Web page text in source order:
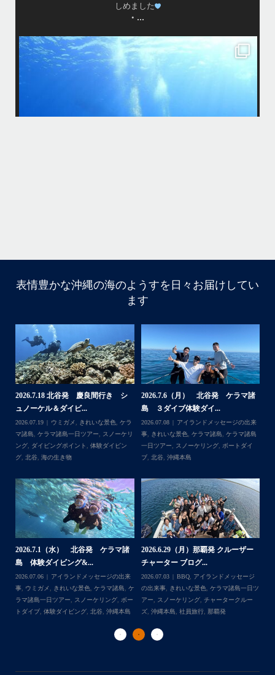
しめました
• ...
island.message
はいさ〜い
今回は家族でご参加頂きました
海になかなか入ってくれなくて苦戦
でも途中からガンガン入ってくれ良かった
大人は全員ダイビング！！！
カメも全員会えてよかった
今回の船はほかの船が行かないところなのでカメが人馴れしてなくてス
グに逃げられる
はいさ〜い
今回は家族でご参加頂きました
でも途中からガンガン入ってくれ良かった
カメも全員会えてよかった
今回の船はほかの船が行かないところなのでカメが人馴れ
してなくてスグに逃げられる
ホワイトチップも近くまで寄ってきて怖かった
家族の集合写真はいいね
次回は夏！お待ちしてます
...
Follow on Instagram
表情豊かな沖縄の海のようすを日々お届けしてい
ます
2026.6.22（月） 北谷発 ケラマ諸
島 体験ダイビング...
2026.06.30
アイランドメッセージの出来
事,ウミガメ,きれいな景色,ケラマ諸島, ケ
ラマ諸島一日ツアー, スノーケリング,ナガ
ンヌ島,ボートダイブ
2026.6.18 北谷発 慶良間行き 体
験ダイビングブログ
2026.06.18 きれいな景色 ,ケラマ諸島,ケ
ラマ諸島一日ツアー,スノーケリング,ダイ
ビングポイント, 体験ダイビング, 北谷
2026.6.17（水）北谷発 クルーザー
チャーター ブログ...
2026.06.17 BBQ,アイランドメッセージ
の出来事,きれいな景色 ,チャータークルー
ズ ,ナガンヌ島,北谷,社員旅行
2026.6.12（金） 北谷発 ケラマ諸
島 シュノーケリン...
2026.06.14
アイランドメッセージの出来
事,ウミガメ,きれいな景色,ケラマ諸島,
ラマ諸島一日ツアー